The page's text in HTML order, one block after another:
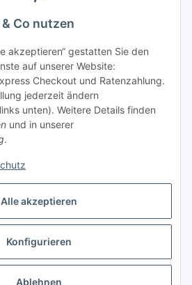
widerrufen
USt., zzgl.Versand
Co nutzen
akzeptieren“ gestatten Sie den
auf unserer Website:
Checkout und Ratenzahlung.
jederzeit ändern
unten). Weitere Details finden
und in unserer
.
Alle akzeptieren
Konfigurieren
Ablehnen